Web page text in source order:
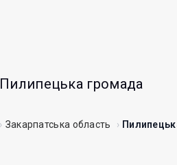
Пилипецька громада
Закарпатська область